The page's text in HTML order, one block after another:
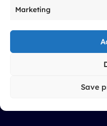
Marketing
Save
À propos
Spectacle de drones
Qui sommes-nous